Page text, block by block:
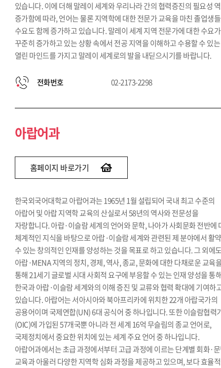
있습니다. 이에 더해 말레이 세계와 우리나라 간의 협력증진의 필요성
증가함에 따라, 언어는 물론 지역학에 대한 전문가 교육을 마친 졸업생
수요도 함께 증가하고 있습니다. 말레이 세계 지역 전문가에 대한 수요가
꾸준히 증가하고 있는 상황 속에서 전공 지역을 이해하고 수용할 수 있는
열린 마인드를 가지고 말레이 세계로의 발을 내딛으시기를 바랍니다.
전화번호 02-2173-2298
아랍어과
홈페이지 바로가기
한국외국어대학교 아랍어과는 1965년 1월 설립되어 국내 최고 수준의
아랍어 및 아랍 지역학 교육의 산실로서 58년의 역사와 전문성을
자랑합니다. 아랍·이슬람 세계의 언어와 문학, 나아가 사회문화 전반에
체계적인 지식을 바탕으로 아랍·이슬람 세계와 관련된 제 분야에서 활
수 있는 창의적인 인재를 양성하는 것을 목표로 하고 있습니다. 그 외에
아랍·MENA 지역의 정치, 경제, 역사, 종교, 문화에 대한 다채로운 교육
통해 21세기 글로벌 시대 사회적 요구에 부응할 수 있는 인재 양성을 통
한국과 아랍·이슬람 세계와의 이해 증진 및 교류와 협력 확대에 기여하
있습니다. 아랍어는 서아시아와 북아프리카에 위치한 22개 아랍국가의
공용어이며 국제연합(UN) 6대 공식어 중 하나입니다. 또한 이슬람협력
(OIC)에 가입된 57개국뿐 아니라 전 세계 16억 무슬림의 종교 언어로,
국제정치에서 중요한 위치에 있는 세계 주요 언어 중 하나입니다.
아랍어과에서는 초급 과정에서부터 고급 과정에 이르는 단계별 회화·
교육과 아울러 다양한 지역학 심화 과정을 제공하고 있으며, 보다 효율